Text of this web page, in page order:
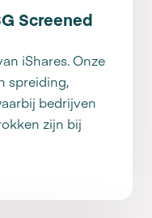
Screened
iShares. Onze
spreiding,
bedrijven
zijn bij